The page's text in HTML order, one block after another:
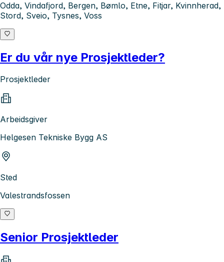
Odda, Vindafjord, Bergen, Bømlo, Etne, Fitjar, Kvinnherad,
Stord, Sveio, Tysnes, Voss
Er du vår nye Prosjektleder?
Prosjektleder
Arbeidsgiver
Helgesen Tekniske Bygg AS
Sted
Valestrandsfossen
Senior Prosjektleder